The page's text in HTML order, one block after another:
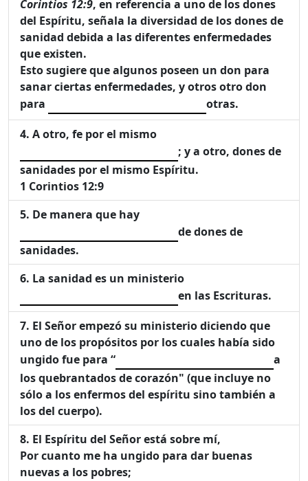
Corintios 12:9, en referencia a uno de los dones
del Espíritu, señala la diversidad de los dones de
sanidad debida a las diferentes enfermedades
que existen.
Esto sugiere que algunos poseen un don para
sanar ciertas enfermedades, y otros otro don
para
otras.
A otro, fe por el mismo
; y a otro, dones de
sanidades por el mismo Espíritu.
1 Corintios 12:9
De manera que hay
de dones de
sanidades.
La sanidad es un ministerio
en las Escrituras.
El Señor empezó su ministerio diciendo que
uno de los propósitos por los cuales había sido
ungido fue para “
a
los quebrantados de corazón" (que incluye no
sólo a los enfermos del espíritu sino también a
los del cuerpo).
El Espíritu del Señor está sobre mí,
Por cuanto me ha ungido para dar buenas
nuevas a los pobres;